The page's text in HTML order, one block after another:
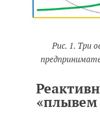
Рис. 1. Три
«плывем